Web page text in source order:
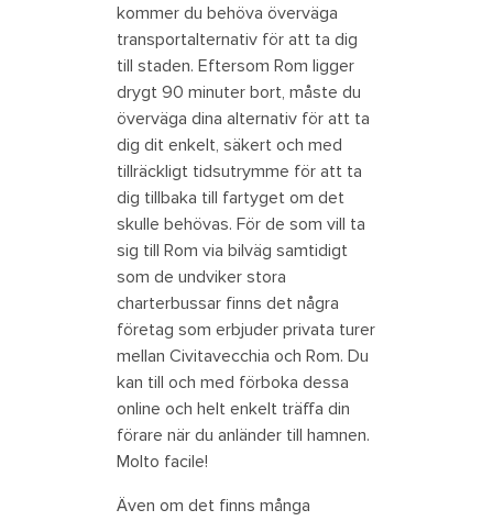
kommer du behöva överväga
transportalternativ för att ta dig
till staden. Eftersom Rom ligger
drygt 90 minuter bort, måste du
överväga dina alternativ för att ta
dig dit enkelt, säkert och med
tillräckligt tidsutrymme för att ta
dig tillbaka till fartyget om det
skulle behövas. För de som vill ta
sig till Rom via bilväg samtidigt
som de undviker stora
charterbussar finns det några
företag som erbjuder privata turer
mellan Civitavecchia och Rom. Du
kan till och med förboka dessa
online och helt enkelt träffa din
förare när du anländer till hamnen.
Molto facile!
Även om det finns många